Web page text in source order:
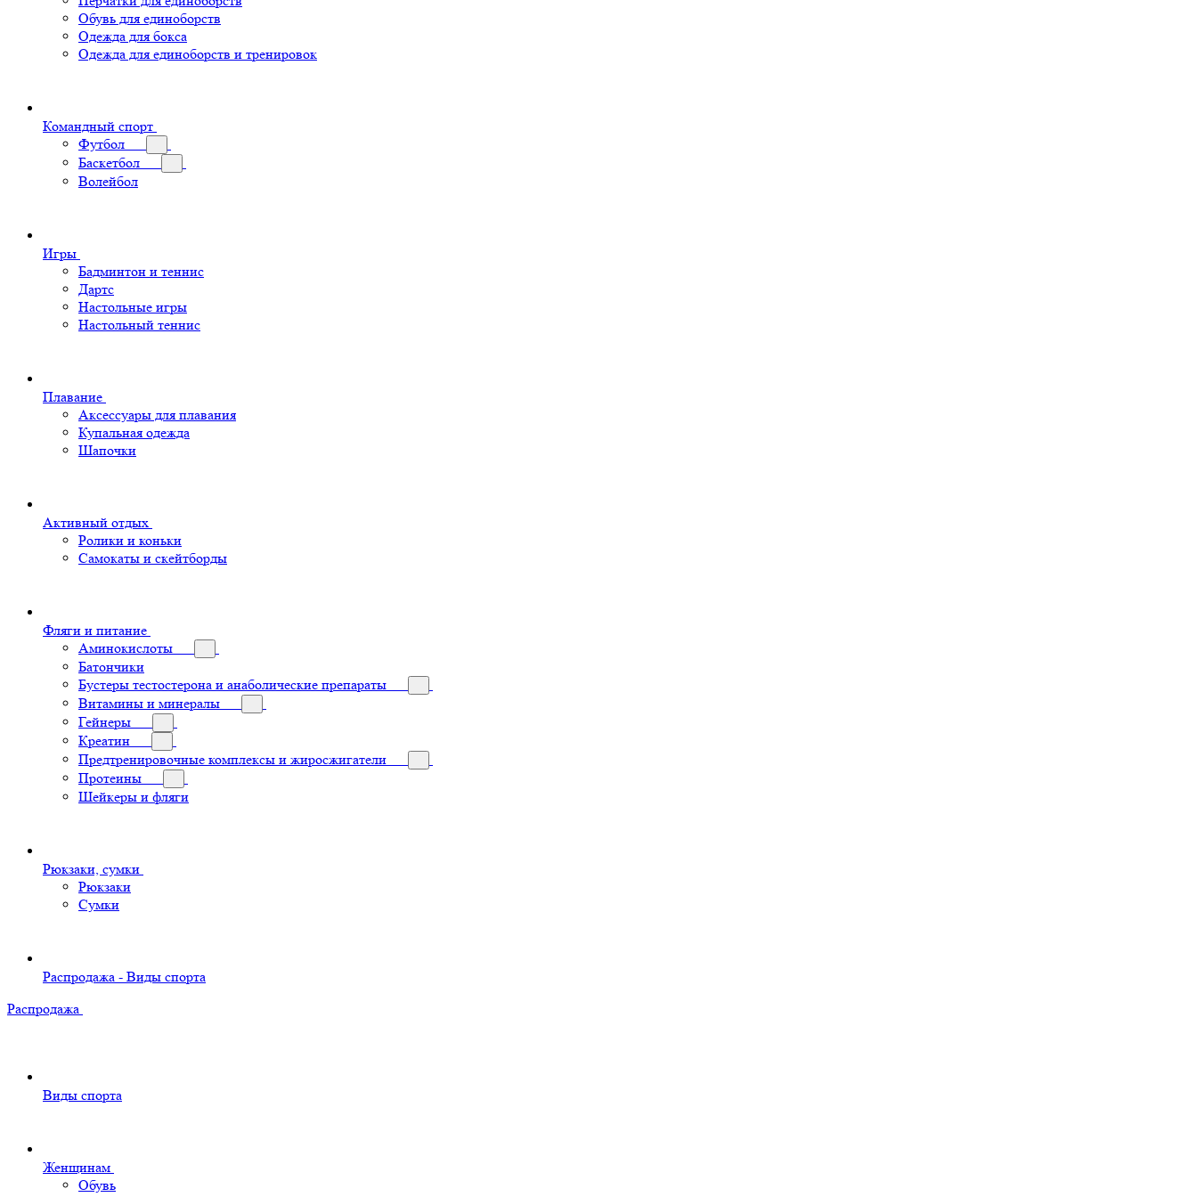
Обувь для единоборств
Одежда для бокса
Одежда для единоборств и тренировок
Командный спорт
Футбол
Баскетбол
Волейбол
Игры
Бадминтон и теннис
Дартс
Настольные игры
Настольный теннис
Плавание
Аксессуары для плавания
Купальная одежда
Шапочки
Активный отдых
Ролики и коньки
Самокаты и скейтборды
Фляги и питание
Аминокислоты
Батончики
Бустеры тестостерона и анаболические препараты
Витамины и минералы
Гейнеры
Креатин
Предтренировочные комплексы и жиросжигатели
Протеины
Шейкеры и фляги
Рюкзаки, сумки
Рюкзаки
Сумки
Распродажа - Виды спорта
Распродажа
Виды спорта
Женщинам
Обувь